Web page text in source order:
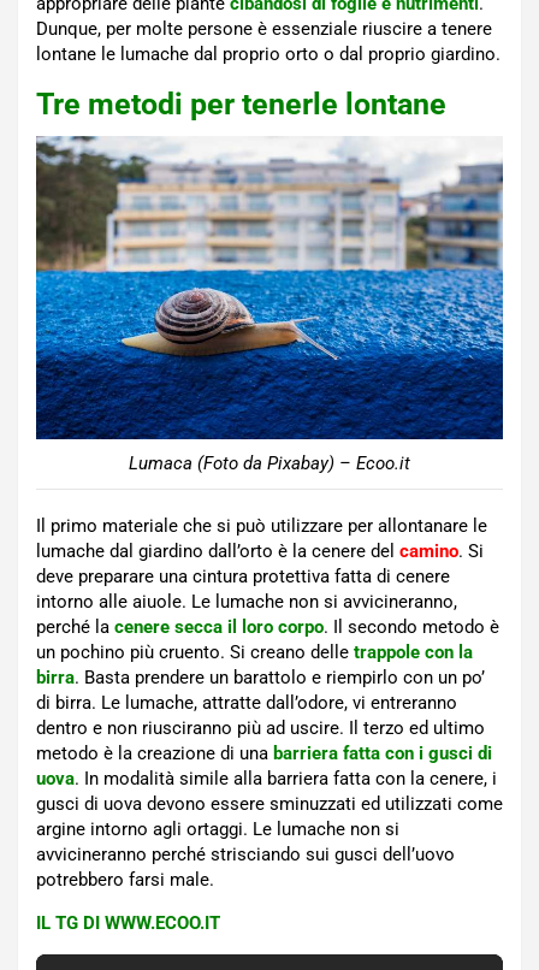
Dunque, per molte persone è essenziale riuscire a tenere
lontane le lumache dal proprio orto o dal proprio giardino.
Tre metodi per tenerle lontane
Lumaca (Foto da Pixabay) – Ecoo.it
Il primo materiale che si può utilizzare per allontanare le
lumache dal giardino dall’orto è la cenere del camino. Si
deve preparare una cintura protettiva fatta di cenere
intorno alle aiuole. Le lumache non si avvicineranno,
perché la cenere secca il loro corpo. Il secondo metodo è
un pochino più cruento. Si creano delle trappole con la
birra. Basta prendere un barattolo e riempirlo con un po’
di birra. Le lumache, attratte dall’odore, vi entreranno
dentro e non riusciranno più ad uscire. Il terzo ed ultimo
metodo è la creazione di una barriera fatta con i gusci di
uova. In modalità simile alla barriera fatta con la cenere, i
gusci di uova devono essere sminuzzati ed utilizzati come
argine intorno agli ortaggi. Le lumache non si
avvicineranno perché strisciando sui gusci dell’uovo
potrebbero farsi male.
IL TG DI WWW.ECOO.IT